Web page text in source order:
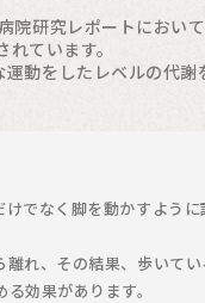
研究レポートにおいて
ています。
動をしたレベルの代謝
でなく脚を動かすように
れ、その結果、歩いて
効果があります。